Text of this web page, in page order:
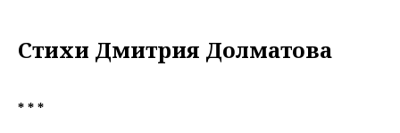
Стихи Дмитрия Долматова
* * *